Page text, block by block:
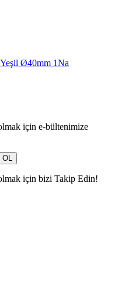
Ø40mm 1Na
için e-bültenimize
için bizi Takip Edin!